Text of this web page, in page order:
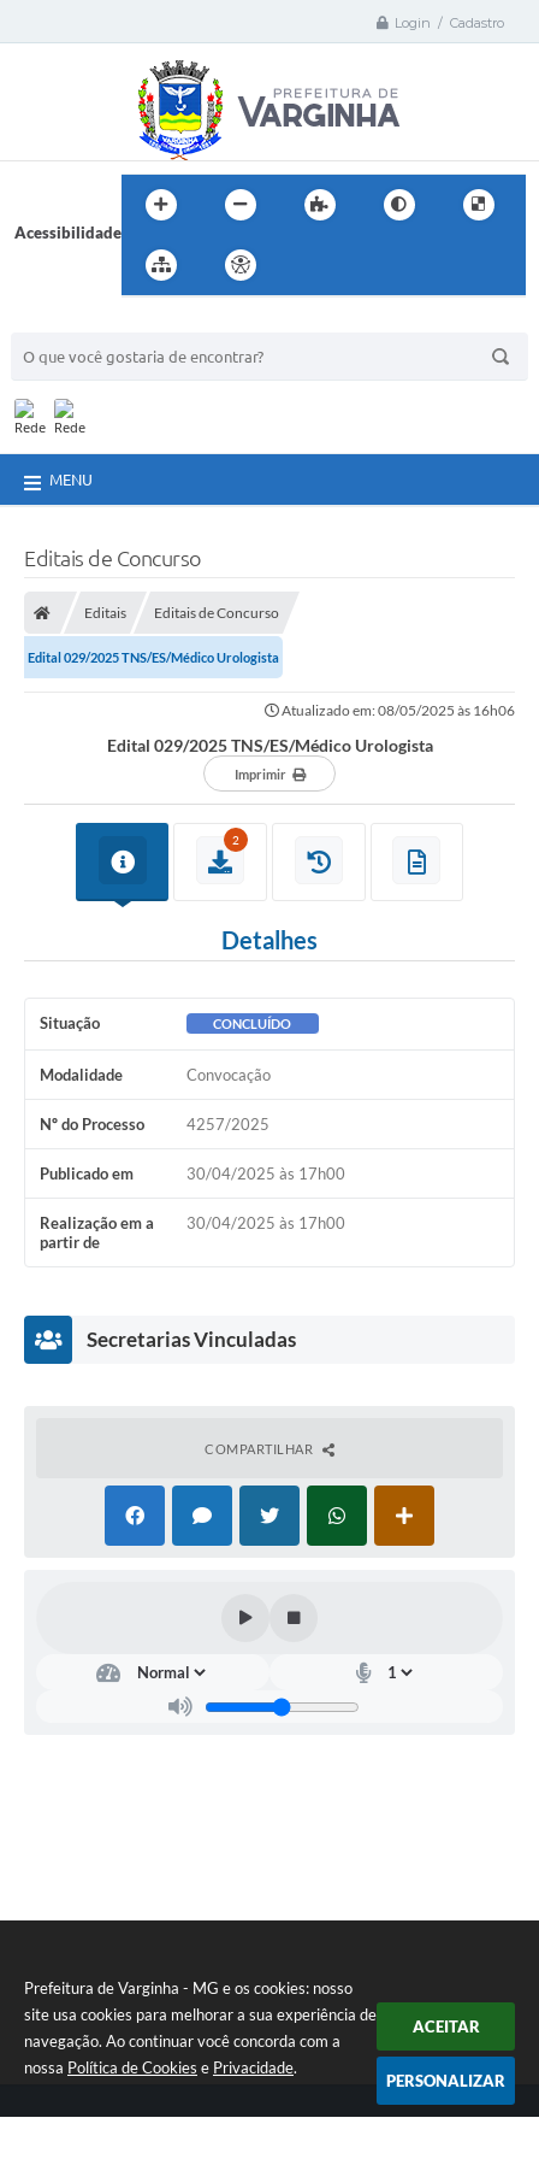
Prefeitura de Varginha - MG e os cookies: nosso
site usa cookies para melhorar a sua experiência de
navegação. Ao continuar você concorda com a
nossa Política de Cookies e Privacidade.
ACEITAR
PERSONALIZAR
Login / Cadastro
Acessibilidade
MENU
Editais de Concurso
Editais Editais de Concurso
Edital 029/2025 TNS/ES/Médico Urologista
Atualizado em: 08/05/2025 às 16h06
Edital 029/2025 TNS/ES/Médico Urologista
Imprimir
2
Detalhes
Situação CONCLUÍDO
Modalidade Convocação
Nº do Processo 4257/2025
Publicado em 30/04/2025 às 17h00
Realização em a
partir de
30/04/2025 às 17h00
Secretarias Vinculadas
Municipal
COMPARTILHAR